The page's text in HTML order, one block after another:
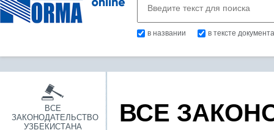
в названии в тексте документа
ВСЕ
ЗАКОНОДАТЕЛЬСТВО
УЗБЕКИСТАНА
ВСЕ